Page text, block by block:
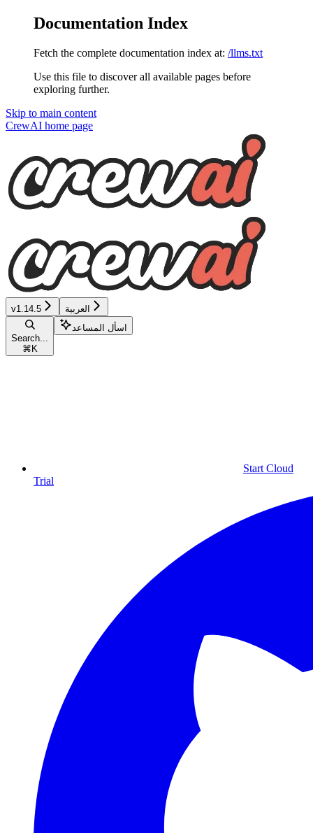
Documentation Index
Fetch the complete documentation index at: /llms.txt
Use this file to discover all available pages before
exploring further.
Skip to main content
CrewAI home page
v1.14.5 العربية
Search...
⌘ K
اسأل المساعد
Start Cloud
Trial